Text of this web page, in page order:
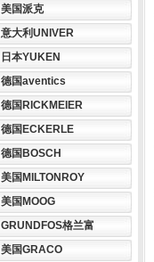
美国派克
意大利UNIVER
日本YUKEN
德国aventics
德国RICKMEIER
德国ECKERLE
德国BOSCH
美国MILTONROY
美国MOOG
GRUNDFOS格兰富
美国GRACO